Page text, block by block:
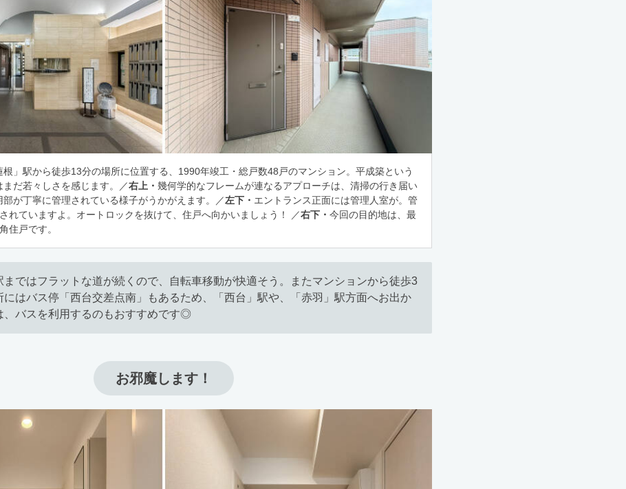
根」駅から徒歩13分の場所に位置する、1990年竣工・総戸数48戸のマンション。平成築という
だ若々しさを感じます。／右上・ 幾何学的なフレームが連なるアプローチは、清掃の行き届い
が丁寧に管理されている様子がうかがえます。／左下・ エントランス正面には管理人室が。管
れていますよ。オートロックを抜けて、住戸へ向かいましょう！ ／右下・ 今回の目的地は、最
住戸です。
まではフラットな道が続くので、自転車移動が快適そう。またマンションから徒歩3
にはバス停「西台交差点南」もあるため、「西台」駅や、「赤羽」駅方面へお出か
、バスを利用するのもおすすめです◎
お邪魔します！